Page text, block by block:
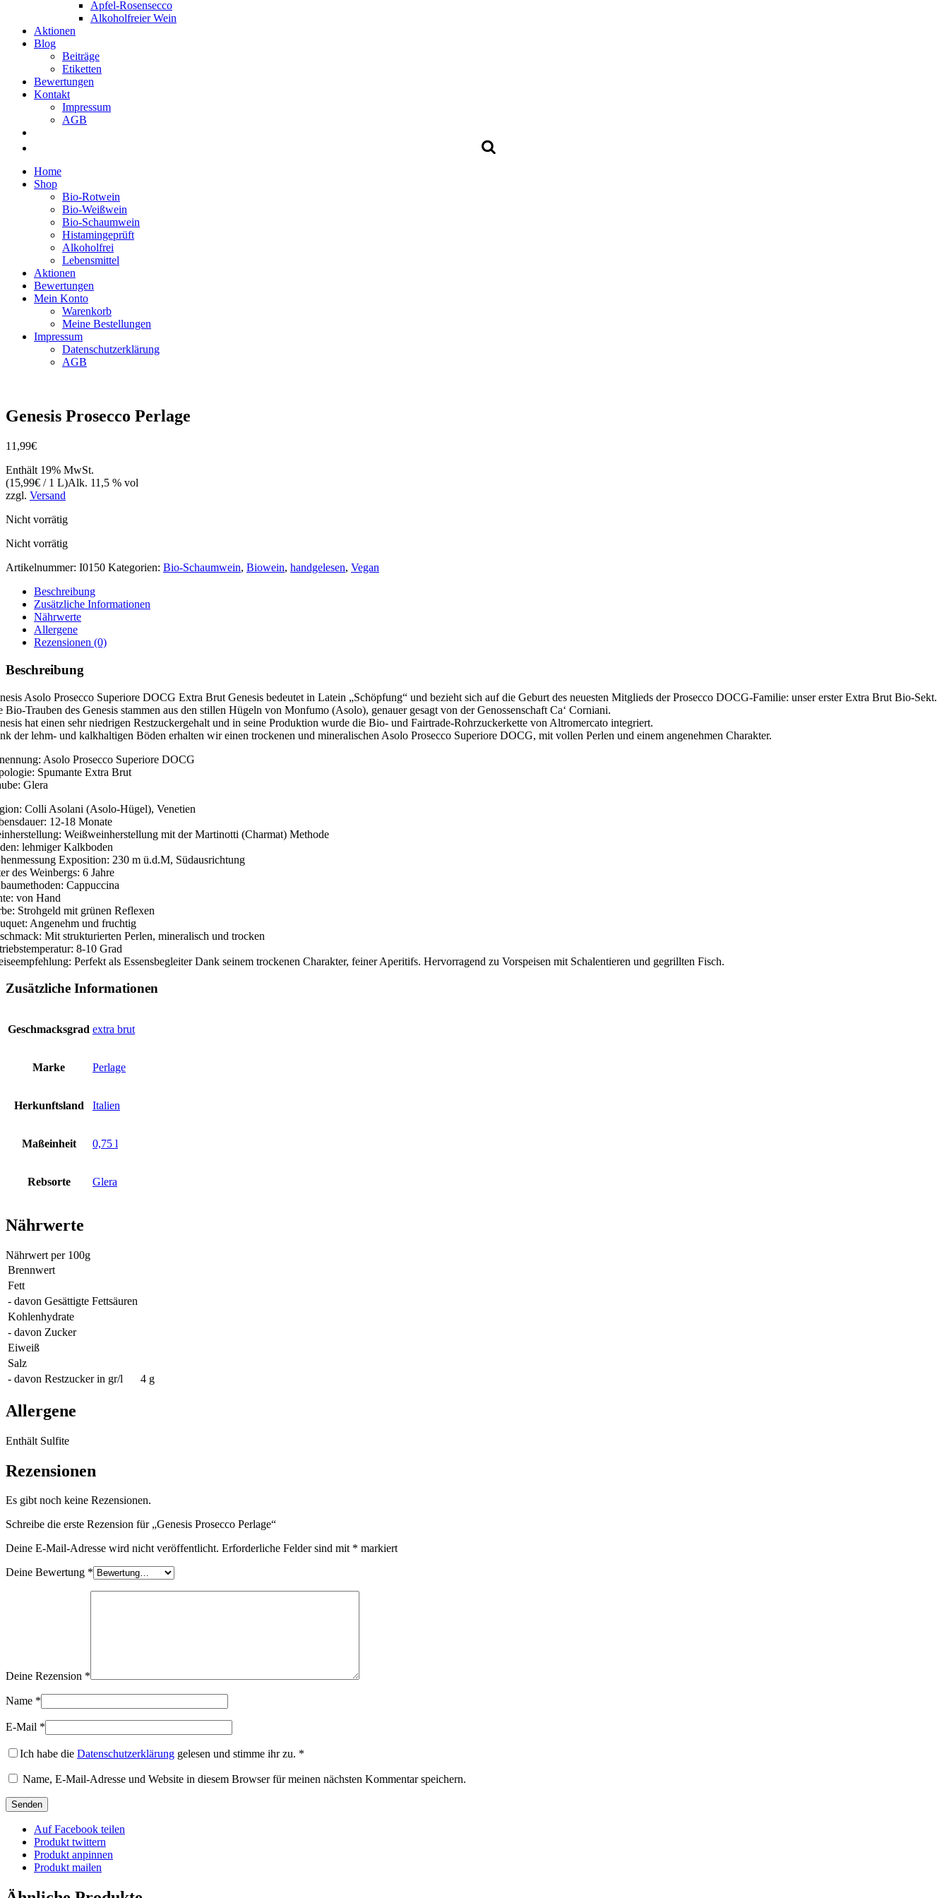
Apfel-Rosensecco
Alkoholfreier Wein
Aktionen
Blog
Beiträge
Etiketten
Bewertungen
Kontakt
Impressum
AGB
Home
Shop
Bio-Rotwein
Bio-Weißwein
Bio-Schaumwein
Histamingeprüft
Alkoholfrei
Lebensmittel
Aktionen
Bewertungen
Mein Konto
Warenkorb
Meine Bestellungen
Impressum
Datenschutzerklärung
AGB
Genesis Prosecco Perlage
11,99€
Enthält 19% MwSt.
(15,99€ / 1 L)Alk. 11,5 % vol
zzgl. Versand
Nicht vorrätig
Nicht vorrätig
Artikelnummer: I0150 Kategorien: Bio-Schaumwein, Biowein, handgelesen, Vegan
Beschreibung
Zusätzliche Informationen
Nährwerte
Allergene
Rezensionen (0)
Beschreibung
Asolo Prosecco Superiore DOCG Extra Brut Genesis bedeutet in Latein „Schöpfung“ und bezieht sich auf die Geburt des neuesten Mitglieds der Prosecco DOCG-Familie: unser erster Extra Brut Bio-Sekt.
Bio-Trauben des Genesis stammen aus den stillen Hügeln von Monfumo (Asolo), genauer gesagt von der Genossenschaft Ca‘ Corniani.
hat einen sehr niedrigen Restzuckergehalt und in seine Produktion wurde die Bio- und Fairtrade-Rohrzuckerkette von Altromercato integriert.
der lehm- und kalkhaltigen Böden erhalten wir einen trockenen und mineralischen Asolo Prosecco Superiore DOCG, mit vollen Perlen und einem angenehmen Charakter.
Asolo Prosecco Superiore DOCG
Spumante Extra Brut
Glera
Colli Asolani (Asolo-Hügel), Venetien
12-18 Monate
Weißweinherstellung mit der Martinotti (Charmat) Methode
lehmiger Kalkboden
Exposition: 230 m ü.d.M, Südausrichtung
des Weinbergs: 6 Jahre
Cappuccina
von Hand
Strohgeld mit grünen Reflexen
Angenehm und fruchtig
Mit strukturierten Perlen, mineralisch und trocken
8-10 Grad
Perfekt als Essensbegleiter Dank seinem trockenen Charakter, feiner Aperitifs. Hervorragend zu Vorspeisen mit Schalentieren und gegrillten Fisch.
Zusätzliche Informationen
Geschmacksgrad extra brut
Marke Perlage
Herkunftsland Italien
Maßeinheit 0,75 l
Rebsorte Glera
Nährwerte
Nährwert per 100g
Brennwert
Fett
- davon Gesättigte Fettsäuren
Kohlenhydrate
- davon Zucker
Eiweiß
Salz
- davon Restzucker in gr/l
4 g
Allergene
Enthält Sulfite
Rezensionen
Es gibt noch keine Rezensionen.
Schreibe die erste Rezension für „Genesis Prosecco Perlage“
Deine E-Mail-Adresse wird nicht veröffentlicht. Erforderliche Felder sind mit * markiert
Deine Bewertung *
Deine Rezension *
Name *
E-Mail *
Ich habe die Datenschutzerklärung gelesen und stimme ihr zu. *
Name, E-Mail-Adresse und Website in diesem Browser für meinen nächsten Kommentar speichern.
Auf Facebook teilen
Produkt twittern
Produkt anpinnen
Produkt mailen